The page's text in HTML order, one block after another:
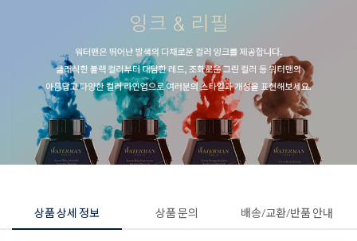
상품 상세 정보 상품 문의 배송/교환/반품 안내